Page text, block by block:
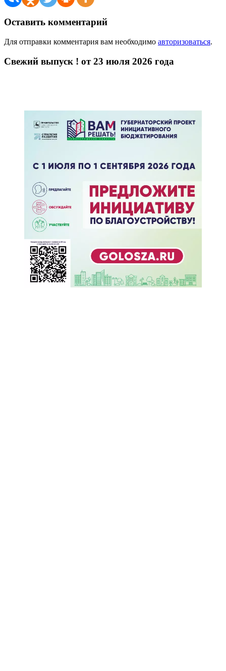
Оставить комментарий
Для отправки комментария вам необходимо авторизоваться.
Свежий выпуск ! от 23 июля 2026 года